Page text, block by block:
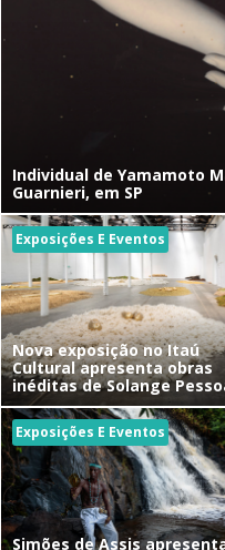
Individual de Yamamoto
Guarnieri, em SP
Exposições E Eventos
Nova exposição no Itaú
Cultural apresenta obras
inéditas de Solange
Exposições E Eventos
Simões de Assis